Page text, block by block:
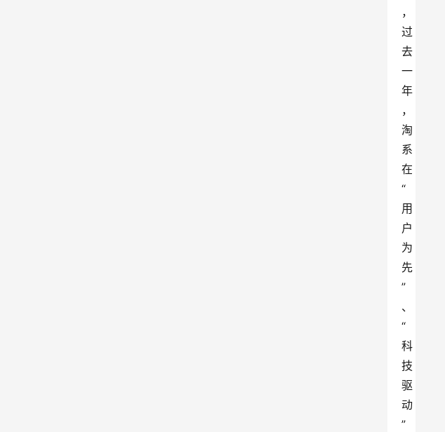
，
过
去
一
年
，
淘
系
在
“
用
户
为
先
”
、
“
科
技
驱
动
”